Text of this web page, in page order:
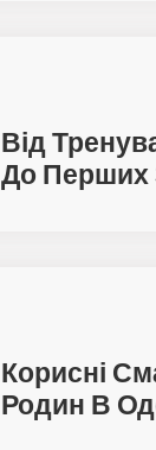
Від
До Перших
Корисні
Родин В